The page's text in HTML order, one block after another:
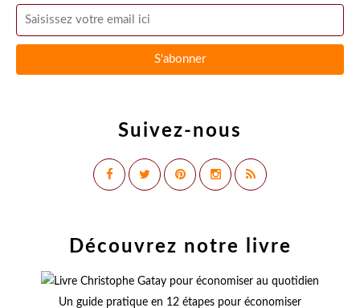
Suivez-nous
Découvrez notre livre
Un guide pratique en 12 étapes pour économiser